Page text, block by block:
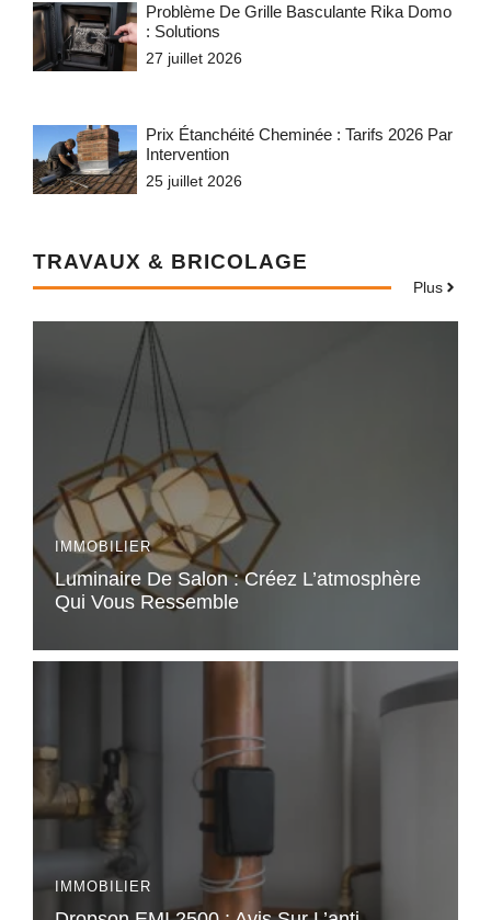
Problème De Grille Basculante Rika Domo
: Solutions
27 juillet 2026
Prix Étanchéité Cheminée : Tarifs 2026 Par
Intervention
25 juillet 2026
TRAVAUX & BRICOLAGE
Plus
IMMOBILIER
Luminaire De Salon : Créez L’atmosphère
Qui Vous Ressemble
IMMOBILIER